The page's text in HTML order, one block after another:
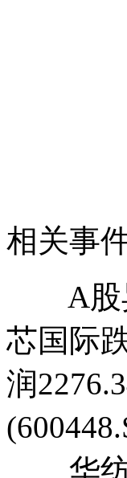
相关事
A股异
芯国际
润
华纺